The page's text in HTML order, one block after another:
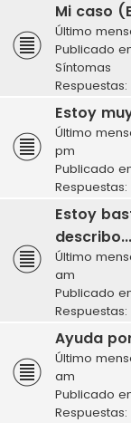
Mi caso
Último
Publicado
Síntomas
Respuestas:
Estoy
Último
pm
Publicado
Respuestas:
Estoy
describo...
Último
am
Publicado
Respuestas:
Ayuda
Último
am
Publicado
Respuestas: